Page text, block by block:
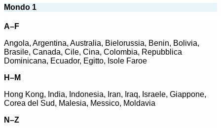
Mondo 1
A–F
Angola, Argentina, Australia, Bielorussia, Benin, Bolivia,
Brasile, Canada, Cile, Cina, Colombia, Repubblica
Dominicana, Ecuador, Egitto, Isole Faroe
H–M
Hong Kong, India, Indonesia, Iran, Iraq, Israele, Giappone,
Corea del Sud, Malesia, Messico, Moldavia
N–Z